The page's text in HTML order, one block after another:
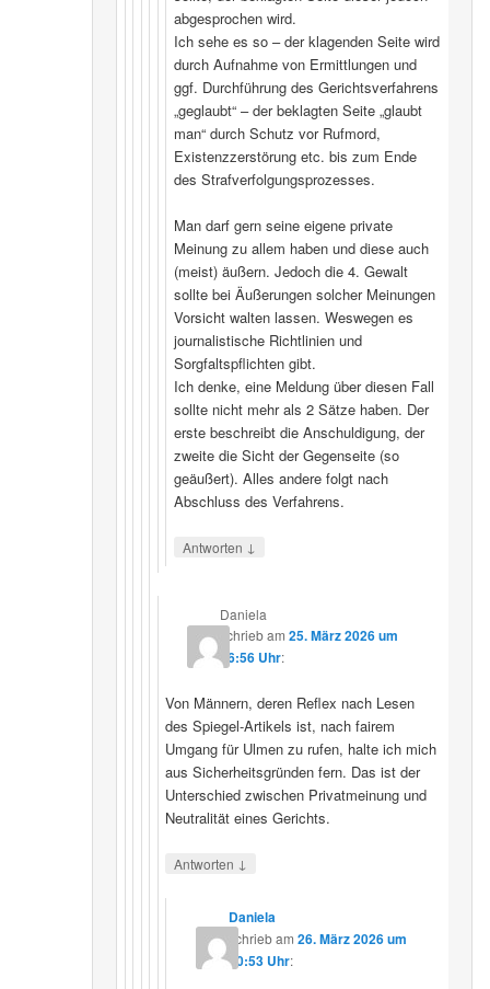
abgesprochen wird.
Ich sehe es so – der klagenden Seite wird
durch Aufnahme von Ermittlungen und
ggf. Durchführung des Gerichtsverfahrens
„geglaubt“ – der beklagten Seite „glaubt
man“ durch Schutz vor Rufmord,
Existenzzerstörung etc. bis zum Ende
des Strafverfolgungsprozesses.
Man darf gern seine eigene private
Meinung zu allem haben und diese auch
(meist) äußern. Jedoch die 4. Gewalt
sollte bei Äußerungen solcher Meinungen
Vorsicht walten lassen. Weswegen es
journalistische Richtlinien und
Sorgfaltspflichten gibt.
Ich denke, eine Meldung über diesen Fall
sollte nicht mehr als 2 Sätze haben. Der
erste beschreibt die Anschuldigung, der
zweite die Sicht der Gegenseite (so
geäußert). Alles andere folgt nach
Abschluss des Verfahrens.
Antworten ↓
Daniela
schriebam25. März 2026 um
16:56 Uhr:
Von Männern, deren Reflex nach Lesen
des Spiegel-Artikels ist, nach fairem
Umgang für Ulmen zu rufen, halte ich mich
aus Sicherheitsgründen fern. Das ist der
Unterschied zwischen Privatmeinung und
Neutralität eines Gerichts.
Antworten ↓
Daniela
schriebam 26. März 2026 um
10:53 Uhr: